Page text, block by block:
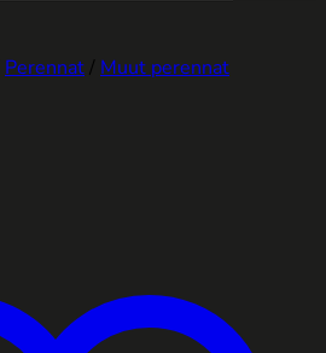
Perennat/ Muut perennat